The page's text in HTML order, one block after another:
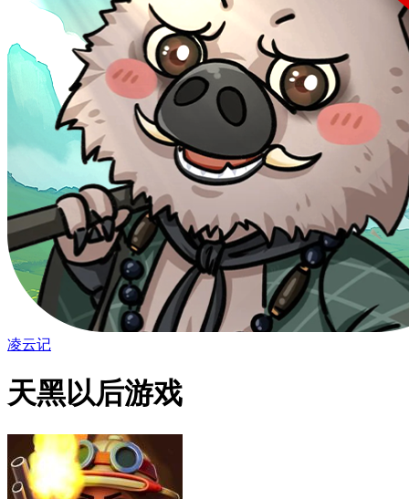
凌云记
天黑以后游戏